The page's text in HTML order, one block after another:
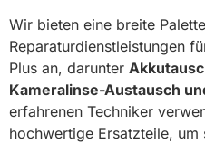
Wir bieten eine breite
Reparaturdienstleistungen
Plus an, darunter
Kameralinse-Austausch
erfahrenen Techniker
hochwertige Ersatzteile, um